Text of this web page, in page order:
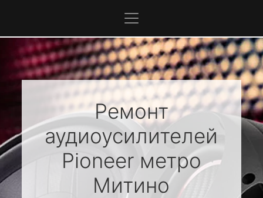
Ремонт
аудиоусилителей
Pioneerметро
Митино